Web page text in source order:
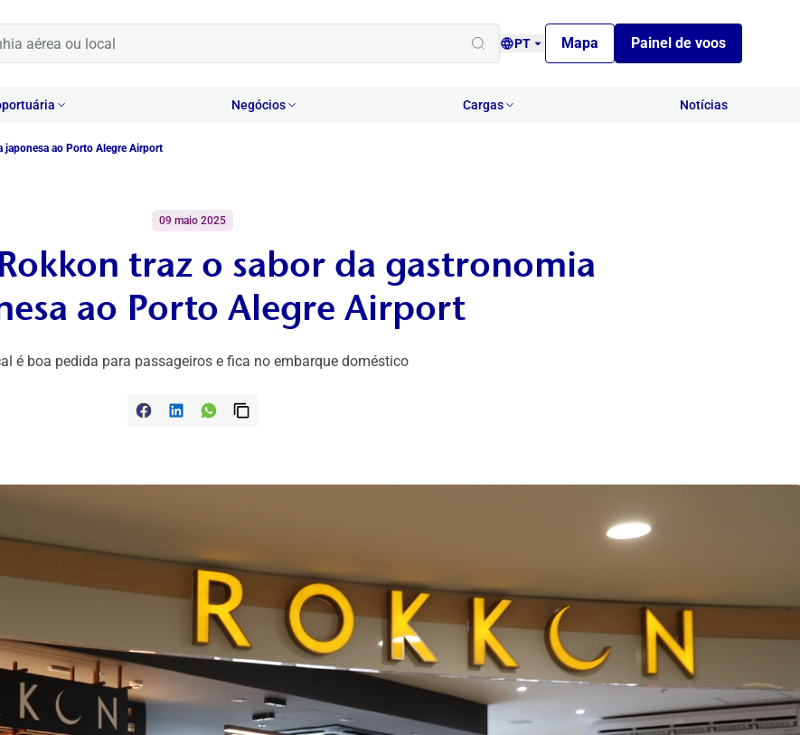
PT Mapa Painel de voos
Negócios Cargas Notícias
japonesa ao Porto Alegre Airport
09 maio 2025
traz o sabor da gastronomia
ao Porto Alegre Airport
é boa pedida para passageiros e fica no embarque doméstico